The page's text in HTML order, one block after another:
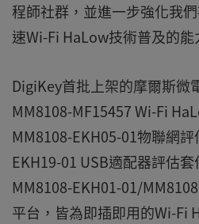
程師社群，並進一步強化我
速Wi-Fi HaLow技術普及的能
DigiKey首批上架的摩爾斯微
MM8108-MF15457 Wi-Fi
MM8108-EKH05-01物聯網
EKH19-01 USB適配器評估
MM8108-EKH01-01/
平台，皆為即插即用的Wi-Fi